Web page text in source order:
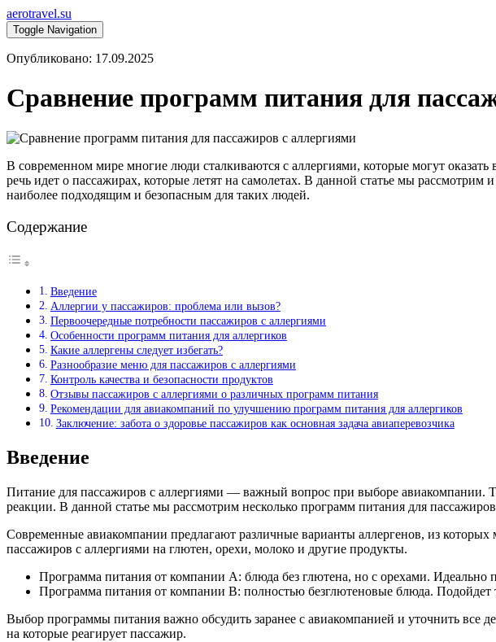
aerotravel.su
Toggle Navigation
Опубликовано: 17.09.2025
Сравнение программ питания для
В современном мире многие люди сталкиваются с аллергиями, которые могут
речь идет о пассажирах, которые летят на самолетах. В данной статье мы
наиболее подходящим и безопасным для таких людей.
Содержание
Введение
Аллергии у пассажиров: проблема или вызов?
Первоочередные потребности пассажиров с аллергиями
Особенности программ питания для аллергиков
Какие аллергены следует избегать?
Разнообразие меню для пассажиров с аллергиями
Контроль качества и безопасности продуктов
Отзывы пассажиров с аллергиями о различных программ питания
Рекомендации для авиакомпаний по улучшению программ питания для аллергиков
Заключение: забота о здоровье пассажиров как основная задача авиаперевозчика
Введение
Питание для пассажиров с аллергиями — важный вопрос при выборе
реакции. В данной статье мы рассмотрим несколько программ питания для
Современные авиакомпании предлагают различные варианты аллергенов, из
пассажиров с аллергиями на глютен, орехи, молоко и другие продукты.
Программа питания от компании A: блюда без глютена, но с орехами. Идеально
Программа питания от компании B: полностью безглютеновые блюда. Подойдет
Выбор программы питания важно обсудить заранее с авиакомпанией и уточнить все
на которые реагирует пассажир.